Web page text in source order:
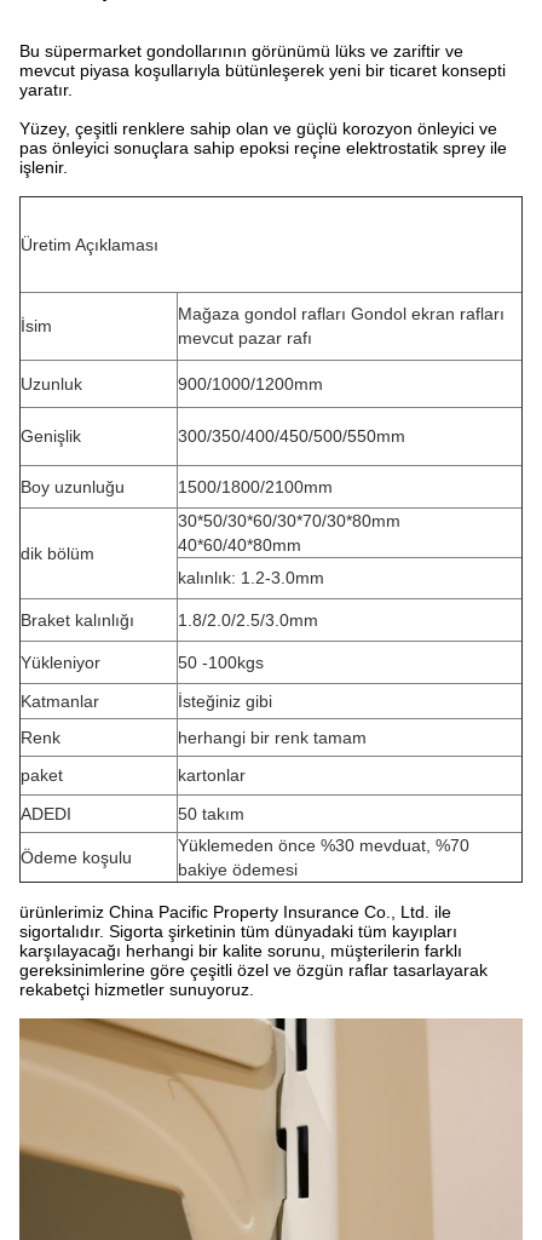
Bu süpermarket gondollarının görünümü lüks ve zariftir ve
mevcut piyasa koşullarıyla bütünleşerek yeni bir ticaret konsepti
yaratır.
Yüzey, çeşitli renklere sahip olan ve güçlü korozyon önleyici ve
pas önleyici sonuçlara sahip epoksi reçine elektrostatik sprey ile
işlenir.
Üretim Açıklaması
İsim
Mağaza gondol rafları Gondol ekran rafları
mevcut pazar rafı
Uzunluk 900/1000/1200mm
Genişlik 300/350/400/450/500/550mm
Boy uzunluğu 1500/1800/2100mm
dik bölüm
30*50/30*60/30*70/30*80mm
40*60/40*80mm
kalınlık: 1.2-3.0mm
Braket kalınlığı 1.8/2.0/2.5/3.0mm
Yükleniyor
50 -100kgs
Katmanlar
İsteğiniz gibi
Renk
herhangi bir renk tamam
paket
kartonlar
ADEDI
50 takım
Ödeme koşulu
Yüklemeden önce %30 mevduat, %70
bakiye ödemesi
ürünlerimiz China Pacific Property Insurance Co., Ltd. ile
sigortalıdır. Sigorta şirketinin tüm dünyadaki tüm kayıpları
karşılayacağı herhangi bir kalite sorunu, müşterilerin farklı
gereksinimlerine göre çeşitli özel ve özgün raflar tasarlayarak
rekabetçi hizmetler sunuyoruz.